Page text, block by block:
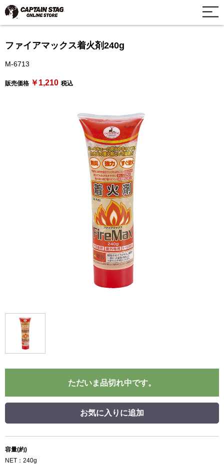
ファイアマックス着火剤240g
M-6713
販売価格 ￥1,210 税込
ただいま品切れ中です。
お気に入りに追加
容量(約)
NET：240g